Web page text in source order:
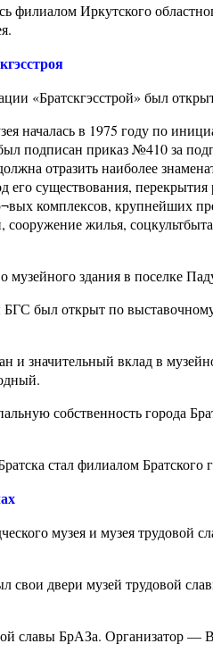
филиалом Иркутского
«Братскгэсстрой» был
началась в 1975 году по
подписан приказ №410 за
отразить наиболее
его существования,
комплексов, крупнейших
жилья,
музейного здания в поселке
был открыт по
и значительный вклад в
собственность города
стал филиалом Братского
музея и музея трудовой
свои двери музей трудовой
славы БрАЗа. Организатор